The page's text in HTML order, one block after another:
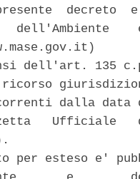
decreto
dell'Ambiente
dell'art. 135
ricorso
dalla data
Ufficiale
per esteso e'